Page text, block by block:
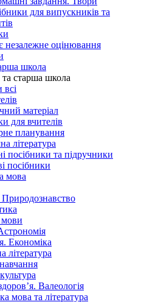
для випускників та
незалежне оцінювання
школа
старша школа
всі
матеріал
для вчителів
планування
література
посібники та підручники
посібники
мова
Природознавство
мови
Економіка
література
Валеологія
мова та література